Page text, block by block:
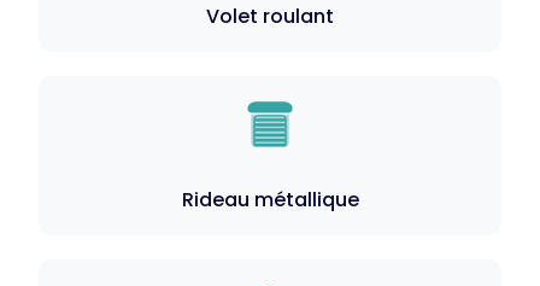
Volet roulant
Rideau métallique